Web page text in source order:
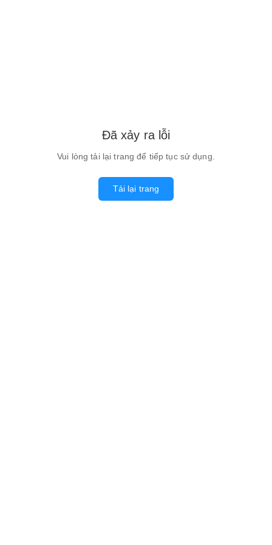
Đã xảy ra lỗi
Vui lòng tải lại trang để tiếp tục sử dụng.
Tải lại trang